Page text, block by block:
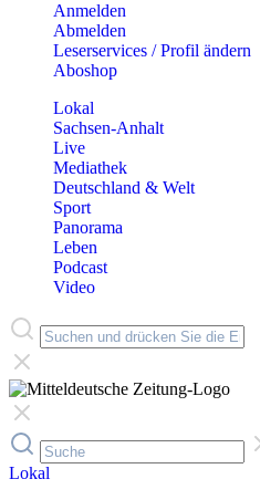
Anmelden
Abmelden
Leserservices / Profil ändern
Aboshop
Lokal
Sachsen-Anhalt
Live
Mediathek
Deutschland & Welt
Sport
Panorama
Leben
Podcast
Video
Lokal